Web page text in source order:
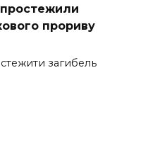
прориву
загибель